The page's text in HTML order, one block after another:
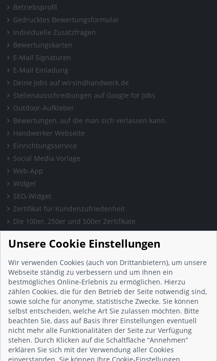
Betriebsprofil
Gedrucktes Bewertungsformular
Individuelle Zusatzfragen
Bewertungskarten
E-Mail Signaturen
E-Mail Einladung
Deine Jobs auf wirsindhandwerk.de
Stellenausschreibungen auf Google for Jobs
Outdoor-Aufkleber
Bewertungen, auf die man sich verlassen kann.
Handwerker Webseite
Einrichtungsservice
Social Media Vorlage
Web-App
Widget
SEO-Widget
Zertifikat für Kundenzufriedenheit
Die 100er, 250er und 500er Zertifikate
Presse & Wissen
Presse und Informationen
Blog
Häufig gestellte Fragen (FAQ)
Studie: Digitalisierungsbarometer
Initiative gegen Fake-Bewertungen
Kunden Informationen
Beratungsgespräch vereinbaren
Impressum
Datenschutz
Unsere Cookie Einstellungen
Wir verwenden Cookies (auch von Drittanbietern), um unsere
Webseite ständig zu verbessern und um Ihnen ein
bestmögliches Online-Erlebnis zu ermöglichen. Hierzu
zählen Cookies, die für den Betrieb der Seite notwendig sind,
sowie solche für anonyme, statistische Zwecke. Sie können
selbst entscheiden, welche Art Sie zulassen möchten. Bitte
beachten Sie, dass auf Basis Ihrer Einstellungen eventuell
nicht mehr alle Funktionalitäten der Seite zur Verfügung
stehen. Durch Klicken auf die Schaltfläche “Annehmen”
erklären Sie sich mit der Verwendung aller Cookies